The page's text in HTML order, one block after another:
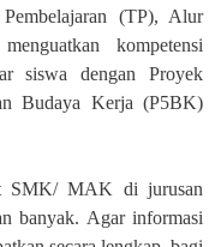
(TP), Alur
kompetensi
siswa dengan Proyek
Budaya Kerja (P5BK)
SMK/ MAK di jurusan
banyak. Agar informasi